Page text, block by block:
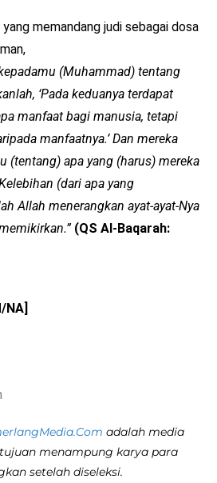
memandang judi sebagai dosa
(Muhammad) tentang
‘Pada keduanya terdapat
manfaat bagi manusia, tetapi
manfaatnya.’ Dan mereka
(tentang) apa yang (harus) mereka
(dari apa yang
Allah menerangkan ayat-ayat-Nya
(QS Al-Baqarah:
NA]
adalah media
menampung karya para
setelah diseleksi.